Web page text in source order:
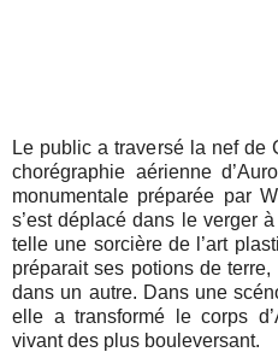
Le public a traversé la nef de
chorégraphie aérienne
monumentale préparée par
s’est déplacé dans le verger
telle une sorcière de l’art
préparait ses potions de
dans un autre. Dans une
elle a transformé le corps
vivant des plus bouleversant.